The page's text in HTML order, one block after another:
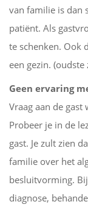
van familie is dan
patiënt. Als
te schenken. Ook
een gezin. (oudste
Geen ervaring
Vraag aan de
Probeer je in de
gast. Je zult zien
familie over het
besluitvorming.
diagnose,